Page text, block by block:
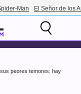
Man El Señor de los
peores temores: hay